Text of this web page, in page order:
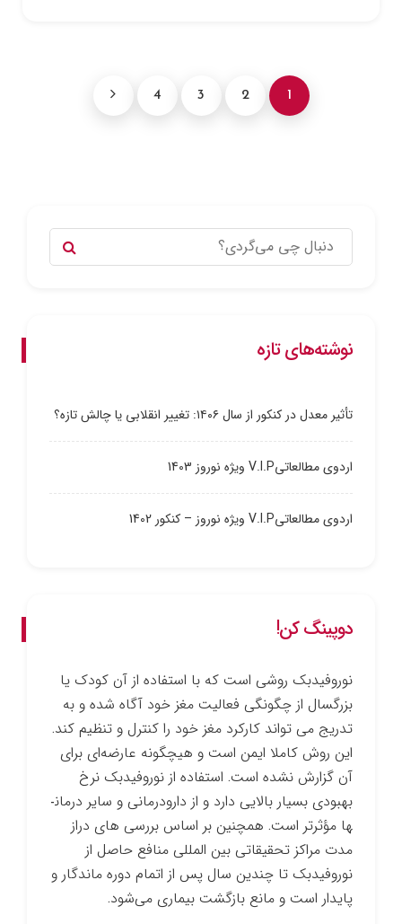
1
2
3
4
نوشته‌های تازه
تأثیر معدل در کنکور از سال ۱۴۰۶: تغییر انقلابی یا چالش تازه؟
اردوی مطالعاتیV.I.P ویژه نوروز 1403
اردوی مطالعاتیV.I.P ویژه نوروز – کنکور 1402
دوپینگ کن!
نوروفیدبک روشی است که با استفاده از آن کودک یا
بزرگسال از چگونگی فعالیت مغز خود آگاه شده و به
تدریج می ­تواند کارکرد مغز خود را کنترل و تنظیم کند.
این روش کاملا ایمن است و هیچ­گونه عارضه‌ای برای
آن گزارش نشده است. استفاده از نوروفیدبک نرخ
بهبودی بسیار بالایی دارد و از دارو­درمانی و سایر درمان­
ها مؤثرتر است. همچنین بر اساس بررسی­ های دراز
مدت مراکز تحقیقاتی بین­ المللی منافع حاصل از
نوروفیدبک تا چندین سال پس از اتمام دوره ماندگار و
پایدار است و مانع بازگشت بیماری می‌شود.